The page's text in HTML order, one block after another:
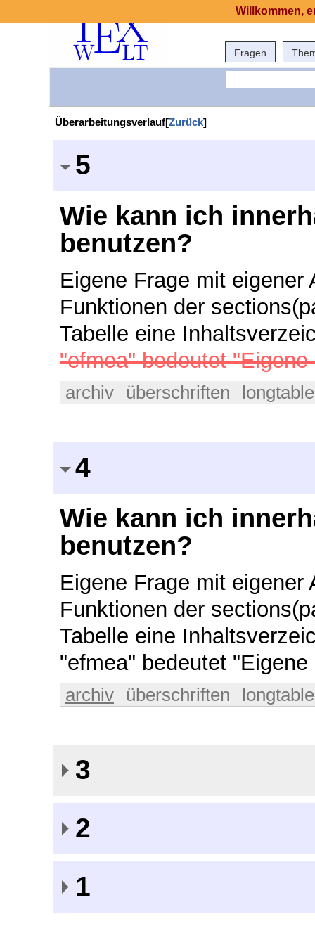
Fragen
Überarbeitungsverlauf[Zurück]
5
Wie kann ich
benutzen?
Eigene Frage mit
Funktionen der
Tabelle eine
"efmea" bedeutet
archiv überschriften longtable
4
Wie kann ich
benutzen?
Eigene Frage mit
Funktionen der
Tabelle eine
"efmea" bedeutet
archiv überschriften longtable
3
2
1
Willkommen,